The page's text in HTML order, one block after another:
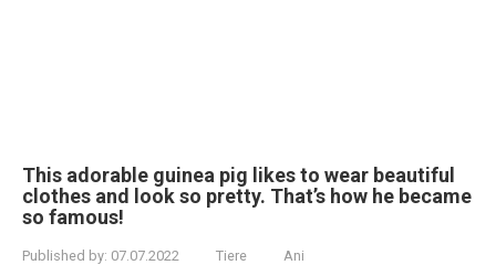
This adorable guinea pig likes to wear beautiful
clothes and look so pretty. That’s how he became
so famous!
Published by: 07.07.2022 Tiere Ani